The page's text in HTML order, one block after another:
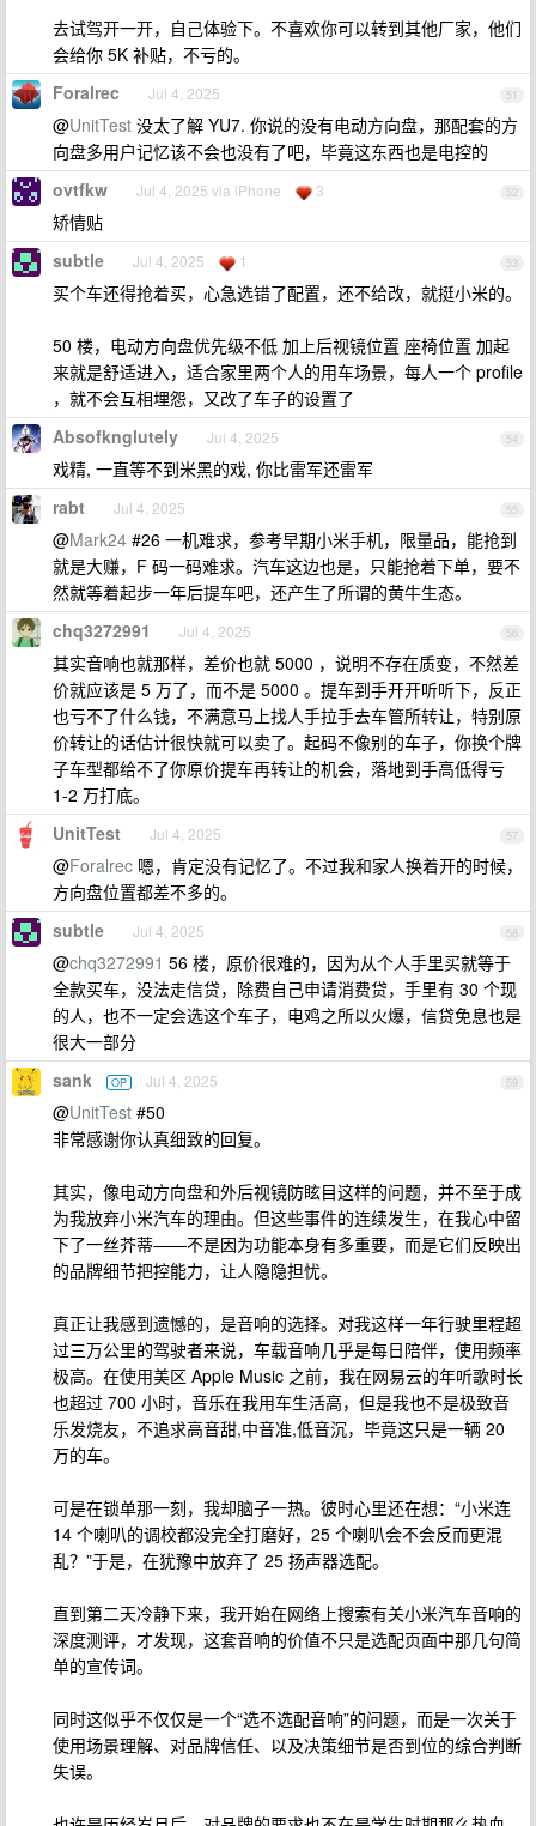
去试驾开一开，自己体验下。不喜欢你可以转到其他厂家，他们
会给你 5K 补贴，不亏的。
51
Foralrec Jul 4, 2025
@UnitTest 没太了解 YU7. 你说的没有电动方向盘，那配套的方
向盘多用户记忆该不会也没有了吧，毕竟这东西也是电控的
52
ovtfkw Jul 4, 2025 via iPhone 3
矫情贴
53
subtle Jul 4, 2025 1
买个车还得抢着买，心急选错了配置，还不给改，就挺小米的。
50 楼，电动方向盘优先级不低 加上后视镜位置 座椅位置 加起
来就是舒适进入，适合家里两个人的用车场景，每人一个 profile
，就不会互相埋怨，又改了车子的设置了
54
Absofknglutely Jul 4, 2025
戏精, 一直等不到米黑的戏, 你比雷军还雷军
55
rabt Jul 4, 2025
@Mark24 #26 一机难求，参考早期小米手机，限量品，能抢到
就是大赚，F 码一码难求。汽车这边也是，只能抢着下单，要不
然就等着起步一年后提车吧，还产生了所谓的黄牛生态。
56
chq3272991 Jul 4, 2025
其实音响也就那样，差价也就 5000 ，说明不存在质变，不然差
价就应该是 5 万了，而不是 5000 。提车到手开开听听下，反正
也亏不了什么钱，不满意马上找人手拉手去车管所转让，特别原
价转让的话估计很快就可以卖了。起码不像别的车子，你换个牌
子车型都给不了你原价提车再转让的机会，落地到手高低得亏
1-2 万打底。
57
UnitTest Jul 4, 2025
@Foralrec 嗯，肯定没有记忆了。不过我和家人换着开的时候，
方向盘位置都差不多的。
58
subtle Jul 4, 2025
@chq3272991 56 楼，原价很难的，因为从个人手里买就等于
全款买车，没法走信贷，除费自己申请消费贷，手里有 30 个现
的人，也不一定会选这个车子，电鸡之所以火爆，信贷免息也是
很大一部分
59
sank OP Jul 4, 2025
@UnitTest #50
非常感谢你认真细致的回复。
其实，像电动方向盘和外后视镜防眩目这样的问题，并不至于成
为我放弃小米汽车的理由。但这些事件的连续发生，在我心中留
下了一丝芥蒂——不是因为功能本身有多重要，而是它们反映出
的品牌细节把控能力，让人隐隐担忧。
真正让我感到遗憾的，是音响的选择。对我这样一年行驶里程超
过三万公里的驾驶者来说，车载音响几乎是每日陪伴，使用频率
极高。在使用美区 Apple Music 之前，我在网易云的年听歌时长
也超过 700 小时，音乐在我用车生活高，但是我也不是极致音
乐发烧友，不追求高音甜,中音准,低音沉，毕竟这只是一辆 20
万的车。
可是在锁单那一刻，我却脑子一热。彼时心里还在想：“小米连
14 个喇叭的调校都没完全打磨好，25 个喇叭会不会反而更混
乱？”于是，在犹豫中放弃了 25 扬声器选配。
直到第二天冷静下来，我开始在网络上搜索有关小米汽车音响的
深度测评，才发现，这套音响的价值不只是选配页面中那几句简
单的宣传词。
同时这似乎不仅仅是一个“选不选配音响”的问题，而是一次关于
使用场景理解、对品牌信任、以及决策细节是否到位的综合判断
失误。